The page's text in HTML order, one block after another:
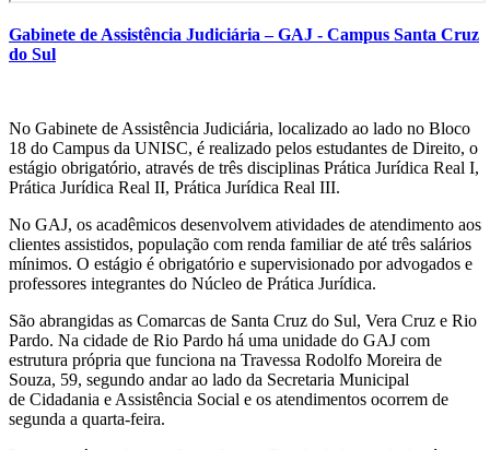
Gabinete de Assistência Judiciária – GAJ - Campus Santa Cruz
do Sul
No Gabinete de Assistência Judiciária, localizado ao lado no Bloco
18 do Campus da UNISC, é realizado pelos estudantes de Direito, o
estágio obrigatório, através de três disciplinas Prática Jurídica Real I,
Prática Jurídica Real II, Prática Jurídica Real III.
No GAJ, os acadêmicos desenvolvem atividades de atendimento aos
clientes assistidos, população com renda familiar de até três salários
mínimos. O estágio é obrigatório e supervisionado por advogados e
professores integrantes do Núcleo de Prática Jurídica.
São abrangidas as Comarcas de Santa Cruz do Sul, Vera Cruz e Rio
Pardo. Na cidade de Rio Pardo há uma unidade do GAJ com
estrutura própria que funciona na Travessa Rodolfo Moreira de
Souza, 59, segundo andar ao lado da Secretaria Municipal
de Cidadania e Assistência Social e os atendimentos ocorrem de
segunda a quarta-feira.